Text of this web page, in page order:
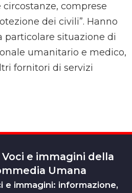
comprese
dei civili”. Hanno
particolare situazione di
umanitario e medico,
fornitori di servizi
e immagini della
Umana
e immagini: informazione,